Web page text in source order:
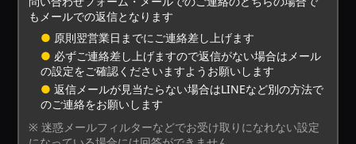
もメールでの返信となります
● 原則翌営業日までにご連絡差し上げます
● 必ずご連絡差し上げますので返信がない場合はメール
の設定をご確認くださいますようお願いします
● 返信メールが見当たらない場合はLINEなど別の方法で
のご連絡をお願いします
※ 迷惑メールフィルターなどでお受け取りになれない設定